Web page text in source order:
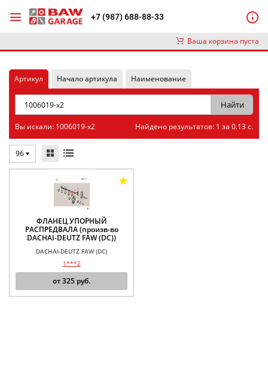
+7 (987) 688-88-33
Ваша корзина пуста
Артикул Начало артикула Наименование
Вы искали: 1006019-x2 Найдено результатов: 1 за 0.13 с.
96
ФЛАНЕЦ УПОРНЫЙ
РАСПРЕДВАЛА (произв-во
DACHAI-DEUTZ FAW (DC))
DACHAI-DEUTZ FAW (DC)
1***2
от325 руб.